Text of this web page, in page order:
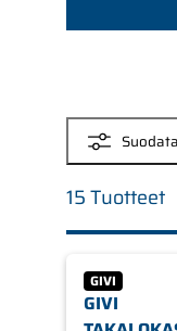
Suodata
15 Tuotteet
GIVI
GIVI